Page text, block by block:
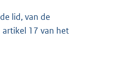
M
lid, van de
artikel 17 van het